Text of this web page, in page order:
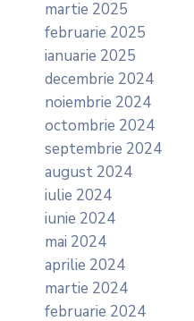
martie 2025
februarie 2025
ianuarie 2025
decembrie 2024
noiembrie 2024
octombrie 2024
septembrie 2024
august 2024
iulie 2024
iunie 2024
mai 2024
aprilie 2024
martie 2024
februarie 2024